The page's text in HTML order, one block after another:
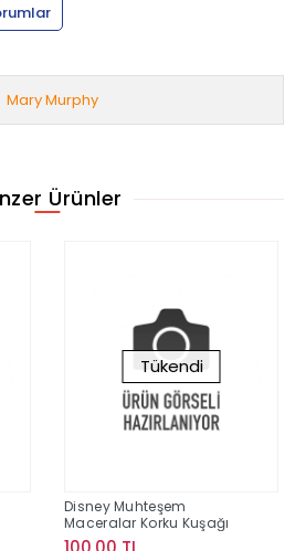
Mary Murphy
Ürünler
Tükendi
Disney Muhteşem
Maceralar Korku Kuşağı